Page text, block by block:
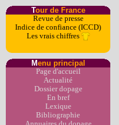
Tour de France
Revue de presse
Indice de confiance (ICCD)
Les vrais chiffres
Menu principal
Page d'accueil
Actualité
Dossier dopage
En bref
Lexique
Bibliographie